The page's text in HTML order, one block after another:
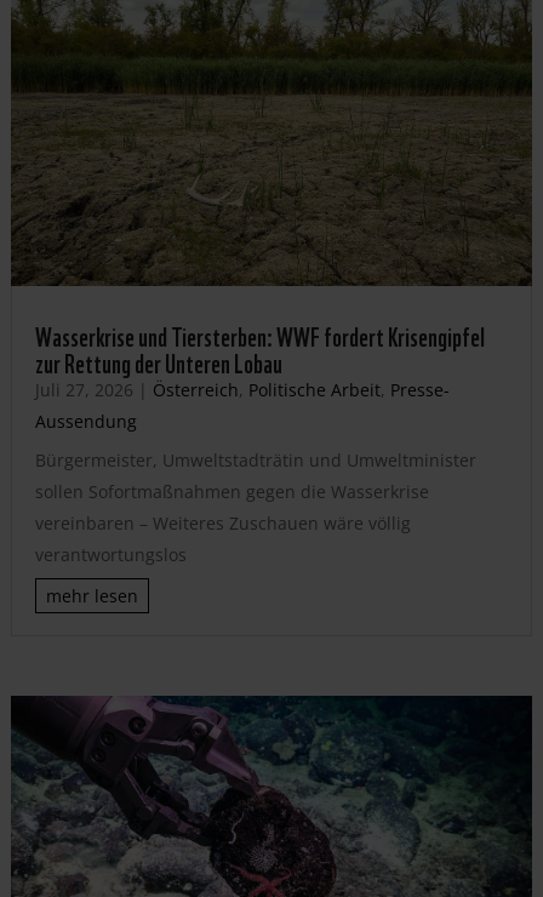
Wasserkrise und Tiersterben: WWF fordert Krisengipfel
zur Rettung der Unteren Lobau
Juli 27, 2026 | Österreich, Politische Arbeit, Presse-
Aussendung
Bürgermeister, Umweltstadträtin und Umweltminister
sollen Sofortmaßnahmen gegen die Wasserkrise
vereinbaren – Weiteres Zuschauen wäre völlig
verantwortungslos
mehr lesen